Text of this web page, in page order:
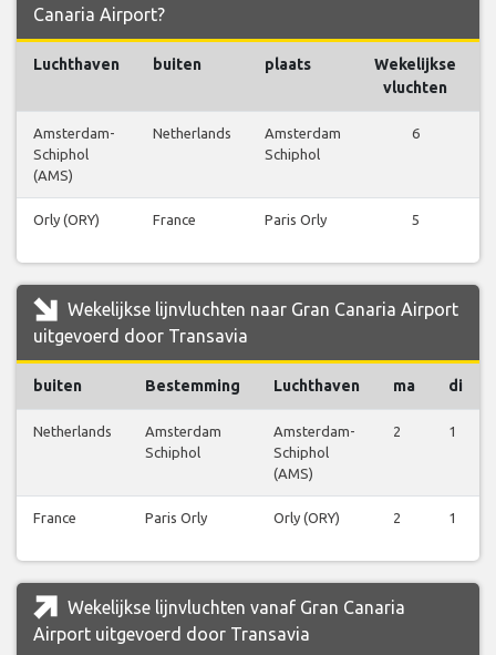
Canaria Airport?
Luchthaven buiten plaats
Wekelijkse
vluchten
Amsterdam-
Schiphol
(AMS)
Netherlands
Amsterdam
Schiphol
6
Orly (ORY) France Paris Orly 5
Wekelijkse lijnvluchten naar Gran Canaria Airport
uitgevoerd door Transavia
buiten Bestemming Luchthaven ma di
Netherlands
Amsterdam
Schiphol
Amsterdam-
Schiphol
(AMS)
2 1
France Paris Orly Orly (ORY) 2 1
Wekelijkse lijnvluchten vanaf Gran Canaria
Airport uitgevoerd door Transavia